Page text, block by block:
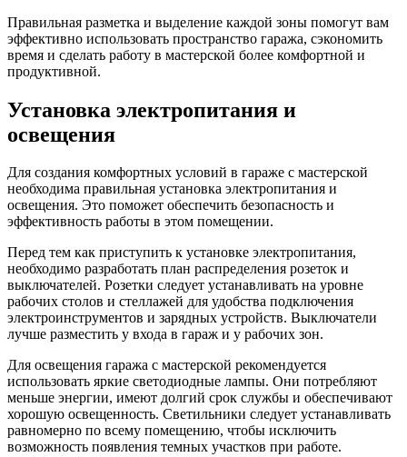
Правильная разметка и выделение каждой зоны помогут вам
эффективно использовать пространство гаража, сэкономить
время и сделать работу в мастерской более комфортной и
продуктивной.
Установка электропитания и
освещения
Для создания комфортных условий в гараже с мастерской
необходима правильная установка электропитания и
освещения. Это поможет обеспечить безопасность и
эффективность работы в этом помещении.
Перед тем как приступить к установке электропитания,
необходимо разработать план распределения розеток и
выключателей. Розетки следует устанавливать на уровне
рабочих столов и стеллажей для удобства подключения
электроинструментов и зарядных устройств. Выключатели
лучше разместить у входа в гараж и у рабочих зон.
Для освещения гаража с мастерской рекомендуется
использовать яркие светодиодные лампы. Они потребляют
меньше энергии, имеют долгий срок службы и обеспечивают
хорошую освещенность. Светильники следует устанавливать
равномерно по всему помещению, чтобы исключить
возможность появления темных участков при работе.